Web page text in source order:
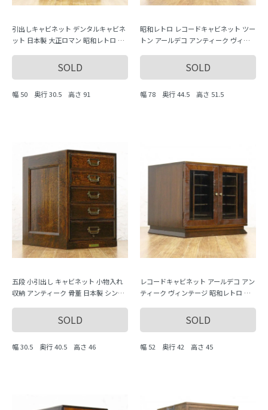
引出しキャビネット デンタルキャビネ
ット 日本製 大正ロマン 昭和レトロ 薄
SOLD
幅 50 奥行 30.5 高さ 91
昭和レトロ レコードキャビネット ツー
トン アールデコ アンティーク ヴィン
SOLD
幅 78 奥行 44.5 高さ 51.5
五段 小引出し キャビネット 小物入れ
収納 アンティーク 骨董 日本製 シンプ
SOLD
幅 30.5 奥行 40.5 高さ 46
レコードキャビネット アールデコ アン
ティーク ヴィンテージ 昭和レトロ 木
SOLD
幅 52 奥行 42 高さ 45